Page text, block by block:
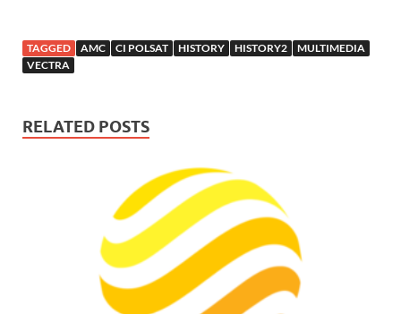
TAGGED AMC CI POLSAT HISTORY HISTORY2
MULTIMEDIA
VECTRA
RELATED POSTS